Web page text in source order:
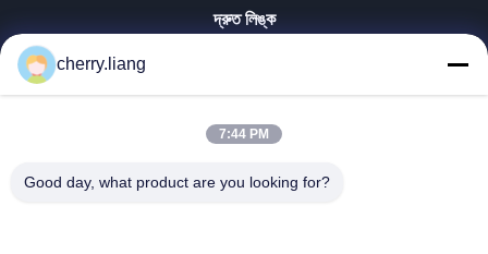
দ্রুত লিঙ্ক
আমাদের সম্পর্কে
cherry.liang
7:44 PM
Good day, what product are you looking for?